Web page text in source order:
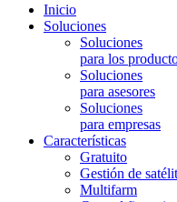
Inicio
Soluciones
Soluciones
para los
Soluciones
para asesores
Soluciones
para empresas
Características
Gratuito
Gestión de
Multifarm